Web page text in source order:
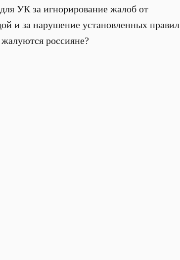
УК за игнорирование жалоб от
и за нарушение установленных правил
россияне?